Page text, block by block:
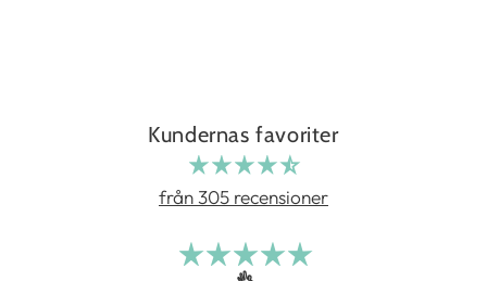
Kundernas favoriter
från 305 recensioner